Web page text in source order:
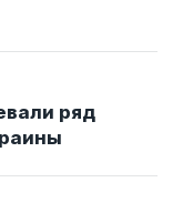
ряд